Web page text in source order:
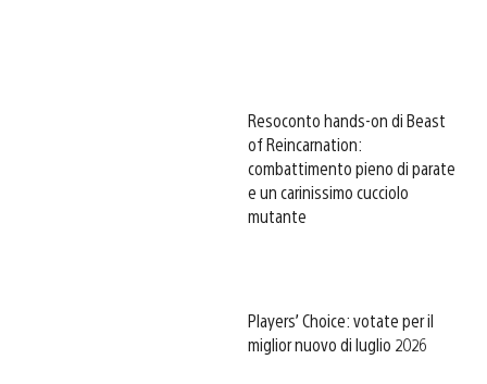
Resoconto hands-on di Beast
of Reincarnation:
combattimento pieno di parate
e un carinissimo cucciolo
mutante
Players’ Choice: votate per il
miglior nuovo di luglio 2026